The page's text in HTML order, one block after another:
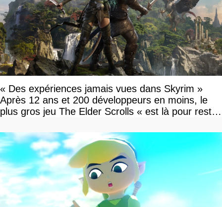
« Des expériences jamais vues dans Skyrim »
Après 12 ans et 200 développeurs en moins, le
plus gros jeu The Elder Scrolls « est là pour rester